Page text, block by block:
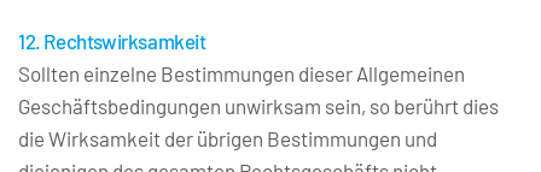
12. Rechtswirksamkeit
Sollten einzelne Bestimmungen dieser Allgemeinen
Geschäftsbedingungen unwirksam sein, so berührt dies
die Wirksamkeit der übrigen Bestimmungen und